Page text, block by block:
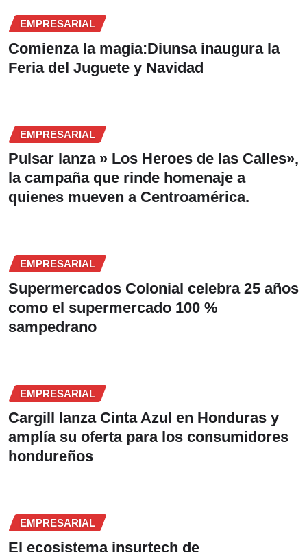
EMPRESARIAL
Comienza la magia:Diunsa inaugura la
Feria del Juguete y Navidad
EMPRESARIAL
Pulsar lanza » Los Heroes de las Calles»,
la campaña que rinde homenaje a
quienes mueven a Centroamérica.
EMPRESARIAL
Supermercados Colonial celebra 25 años
como el supermercado 100 %
sampedrano
EMPRESARIAL
Cargill lanza Cinta Azul en Honduras y
amplía su oferta para los consumidores
hondureños
EMPRESARIAL
El ecosistema insurtech de